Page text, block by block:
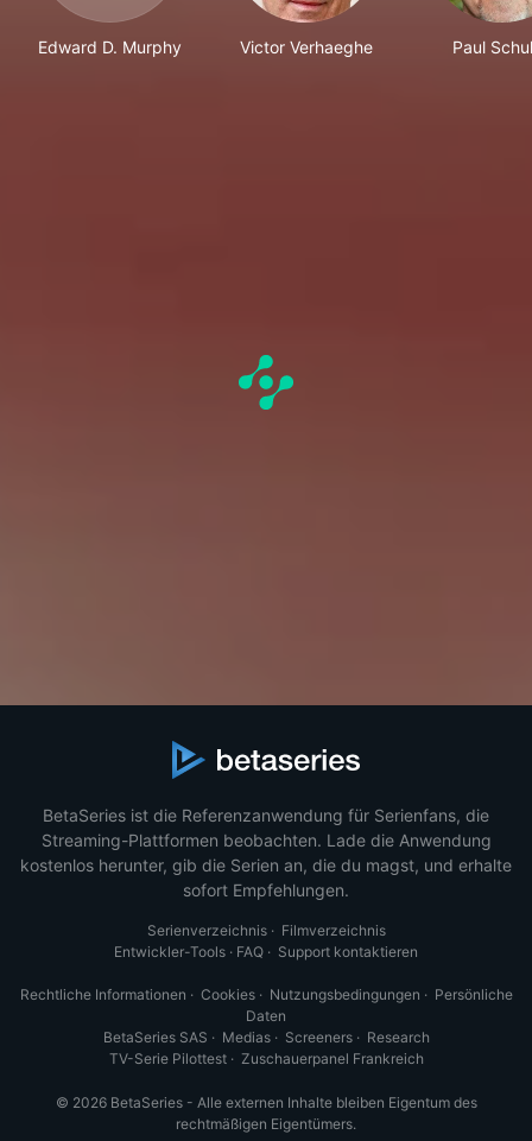
Edward D. Murphy Victor Verhaeghe Paul
BetaSeries ist die Referenzanwendung für Serienfans, die
Streaming-Plattformen beobachten. Lade die Anwendung
kostenlos herunter, gib die Serien an, die du magst, und erhalte
sofort Empfehlungen.
Serienverzeichnis· Filmverzeichnis
Entwickler-Tools · FAQ · Support kontaktieren
Rechtliche Informationen · Cookies· Nutzungsbedingungen · Persönliche
Daten
BetaSeries SAS · Medias· Screeners· Research
TV-Serie Pilottest· Zuschauerpanel Frankreich
© 2026 BetaSeries - Alle externen Inhalte bleiben Eigentum des
rechtmäßigen Eigentümers.